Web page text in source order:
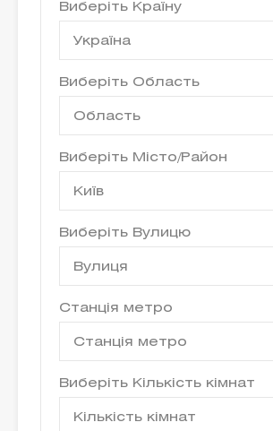
Виберіть Країну
Україна
Виберіть Область
Область
Виберіть Місто/Район
Київ
Виберіть Вулицю
Вулиця
Станція метро
Станція метро
Виберіть Кількість кімнат
Кількість кімнат